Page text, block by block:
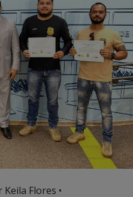
Keila Flores •